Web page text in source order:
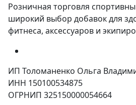
Розничная торговля
широкий выбор добавок для
фитнеса, аксессуаров и
ИП Толоманенко Ольга
ИНН 150100534875
ОГРНИП 325150000054664